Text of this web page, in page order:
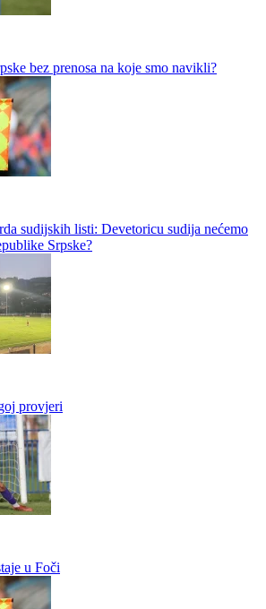
bez prenosa na koje smo navikli?
sudijskih listi: Devetoricu sudija nećemo
Srpske?
provjeri
u Foči